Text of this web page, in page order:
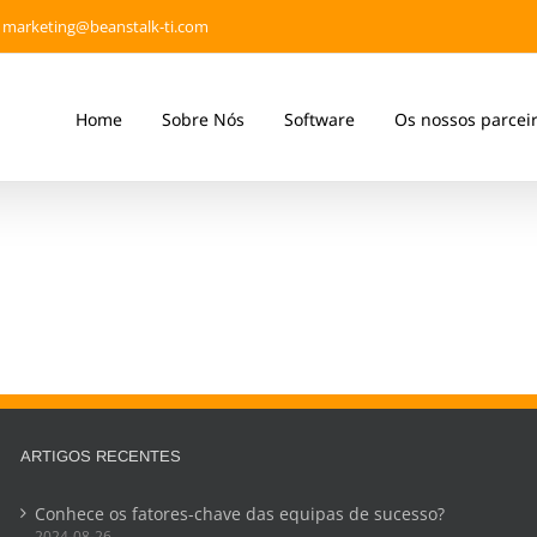
marketing@beanstalk-ti.com
Home Sobre Nós Software Os nossos
ARTIGOS RECENTES
Conhece os fatores-chave das equipas de sucesso?